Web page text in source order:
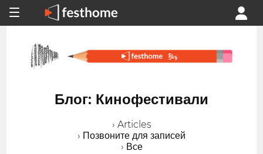
Блог: Кинофестивали
› Articles
› Позвоните для записей
› Все